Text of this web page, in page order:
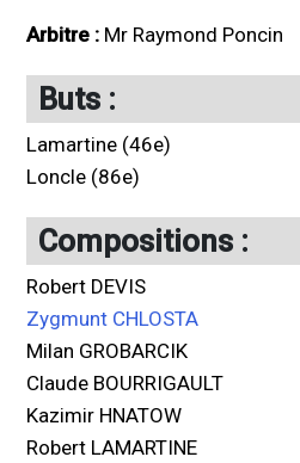
Arbitre : Mr Raymond Poncin
Buts :
Lamartine (46e)
Loncle (86e)
Compositions :
Robert DEVIS
Zygmunt CHLOSTA
Milan GROBARCIK
Claude BOURRIGAULT
Kazimir HNATOW
Robert LAMARTINE